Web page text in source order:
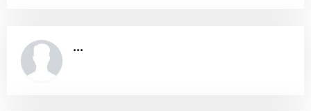
...